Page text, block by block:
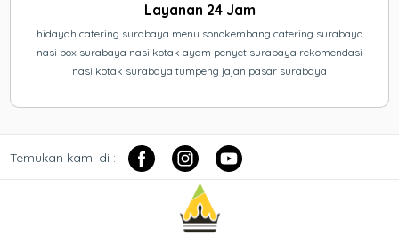
Layanan 24 Jam
hidayah catering surabaya menu sonokembang catering surabaya
nasi box surabaya nasi kotak ayam penyet surabaya rekomendasi
nasi kotak surabaya tumpeng jajan pasar surabaya
Temukan kami di :